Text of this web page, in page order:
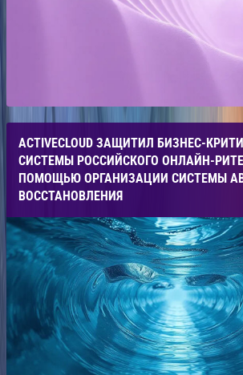
ACTIVECLOUD ЗАЩИТИЛ БИЗНЕС-
СИСТЕМЫ РОССИЙСКОГО ОНЛАЙН-
ПОМОЩЬЮ ОРГАНИЗАЦИИ СИСТЕМЫ
ВОССТАНОВЛЕНИЯ